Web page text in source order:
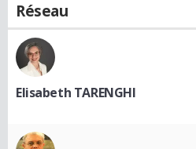
Réseau
Elisabeth TARENGHI